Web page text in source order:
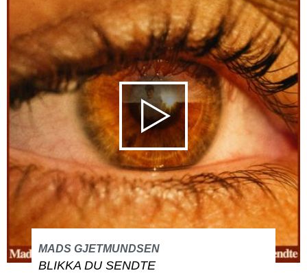
MADS GJETMUNDSEN
BLIKKA DU SENDTE